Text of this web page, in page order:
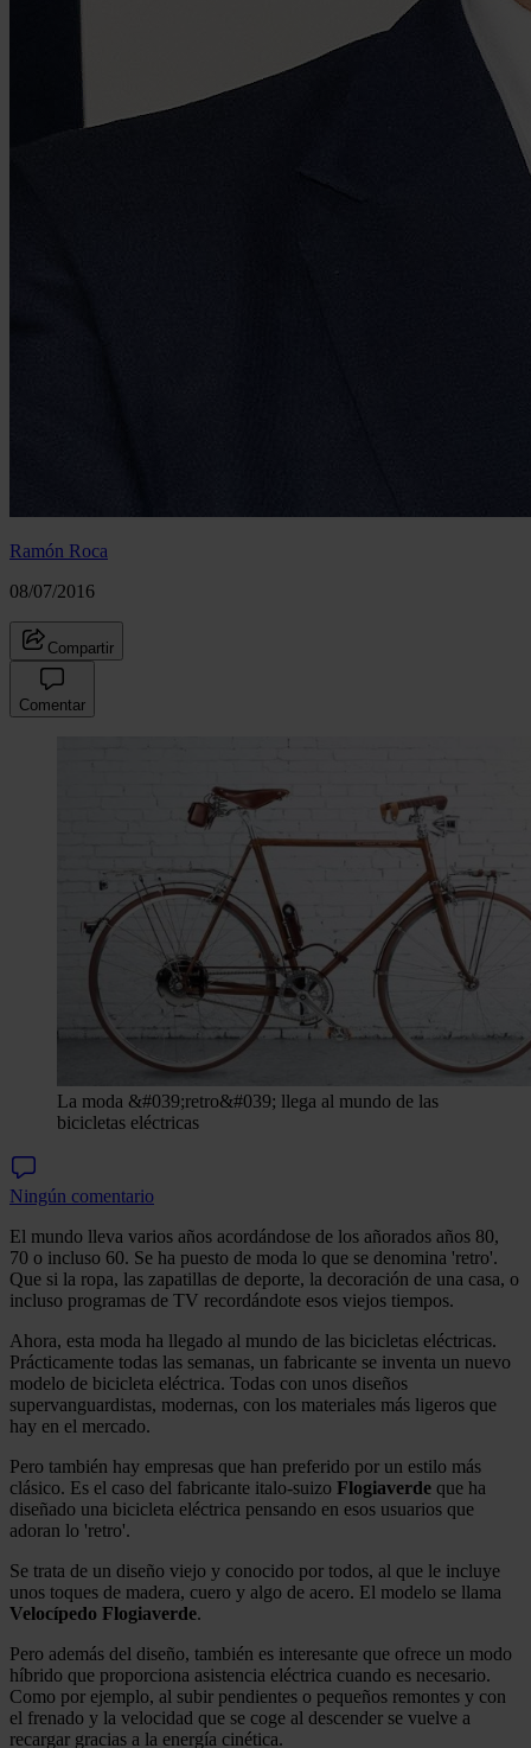
Ramón Roca
08/07/2016
Compartir
Comentar
La moda &#039;retro&#039; llega al mundo de las
bicicletas eléctricas
Ningún comentario
El mundo lleva varios años acordándose de los añorados años 80,
70 o incluso 60. Se ha puesto de moda lo que se denomina 'retro'.
Que si la ropa, las zapatillas de deporte, la decoración de una casa, o
incluso programas de TV recordándote esos viejos tiempos.
Ahora, esta moda ha llegado al mundo de las bicicletas eléctricas.
Prácticamente todas las semanas, un fabricante se inventa un nuevo
modelo de bicicleta eléctrica. Todas con unos diseños
supervanguardistas, modernas, con los materiales más ligeros que
hay en el mercado.
Pero también hay empresas que han preferido por un estilo más
clásico. Es el caso del fabricante italo-suizo Flogiaverde que ha
diseñado una bicicleta eléctrica pensando en esos usuarios que
adoran lo 'retro'.
Se trata de un diseño viejo y conocido por todos, al que le incluye
unos toques de madera, cuero y algo de acero. El modelo se llama
Velocípedo Flogiaverde.
Pero además del diseño, también es interesante que ofrece un modo
híbrido que proporciona asistencia eléctrica cuando es necesario.
Como por ejemplo, al subir pendientes o pequeños remontes y con
el frenado y la velocidad que se coge al descender se vuelve a
recargar gracias a la energía cinética.